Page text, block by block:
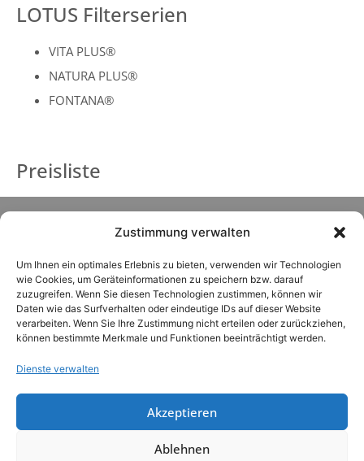
Zustimmung verwalten
Um Ihnen ein optimales Erlebnis zu bieten, verwenden wir Technologien
wie Cookies, um Geräteinformationen zu speichern bzw. darauf
zuzugreifen. Wenn Sie diesen Technologien zustimmen, können wir
Daten wie das Surfverhalten oder eindeutige IDs auf dieser Website
verarbeiten. Wenn Sie Ihre Zustimmung nicht erteilen oder zurückziehen,
können bestimmte Merkmale und Funktionen beeinträchtigt werden.
Dienste verwalten
Akzeptieren
Ablehnen
LOTUS Filterserien
VITA PLUS®
NATURA PLUS®
FONTANA®
Preisliste
LOTUS VITA GmbH & Co. KG